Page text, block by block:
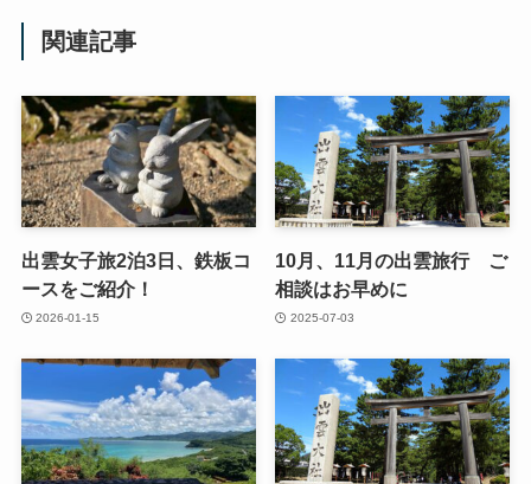
関連記事
出雲女子旅2泊3日、鉄板コ
ースをご紹介！
2026-01-15
10月、11月の出雲旅行 ご
相談はお早めに
2025-07-03